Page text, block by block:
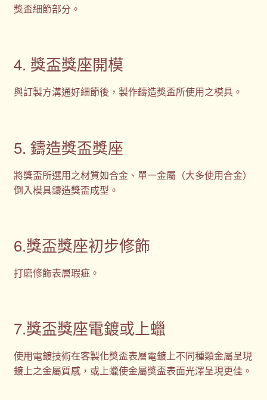
獎盃細節部分。
4. 獎盃獎座開模
與訂製方溝通好細節後，製作鑄造獎盃所使用之模具。
5. 鑄造獎盃獎座
將獎盃所選用之材質如合金、單一金屬（大多使用合金）
倒入模具鑄造獎盃成型。
6.獎盃獎座初步修飾
打磨修飾表層瑕疵。
7.獎盃獎座電鍍或上蠟
使用電鍍技術在客製化獎盃表層電鍍上不同種類金屬呈現
鍍上之金屬質感，或上蠟使金屬獎盃表面光澤呈現更佳。